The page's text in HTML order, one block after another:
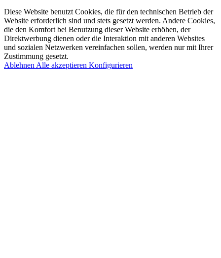
Diese Website benutzt Cookies, die für den technischen Betrieb der
Website erforderlich sind und stets gesetzt werden. Andere Cookies,
die den Komfort bei Benutzung dieser Website erhöhen, der
Direktwerbung dienen oder die Interaktion mit anderen Websites
und sozialen Netzwerken vereinfachen sollen, werden nur mit Ihrer
Zustimmung gesetzt.
AblehnenAlle akzeptieren Konfigurieren